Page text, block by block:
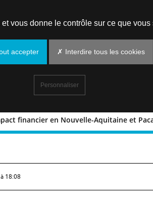
financier en Nouvelle-Aquitaine et
Md€ d’impact
18:08
vous donne le contrôle sur ce que
accepter ✗ Interdire tous les cookies
Personnaliser